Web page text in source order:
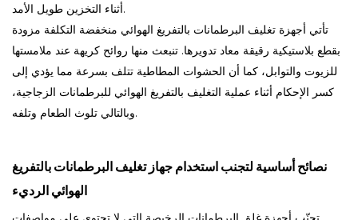
أثناء التخزين طويل الأمد.
تأتي أجهزة تغليف البرطمانات بالتفريغ الهوائي منخفضة التكلفة مزودة
بقطع بلاستيكية رقيقة معاد تدويرها. تنبعث منها روائح كريهة عند ملامستها
للزيوت والتوابل، كما أن الحشوات المطاطية تتلف بسرعة مما يؤدي إلى
كسر الإحكام أثناء عملية التغليف بالتفريغ الهوائي للبرطمانات الزجاجية،
وبالتالي تلوث الطعام وتلفه.
نصائح أساسية لتجنب استخدام جهاز تغليف البرطمانات بالتفريغ
الهوائي الرديء